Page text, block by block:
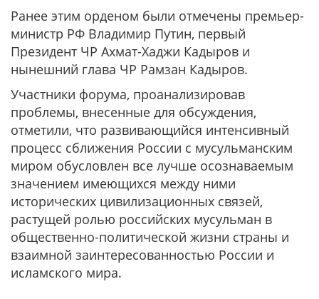
Ранее этим орденом были отмечены премьер-
министр РФ Владимир Путин, первый
Президент ЧР Ахмат-Хаджи Кадыров и
нынешний глава ЧР Рамзан Кадыров.
Участники форума, проанализировав
проблемы, внесенные для обсуждения,
отметили, что развивающийся интенсивный
процесс сближения России с мусульманским
миром обусловлен все лучше осознаваемым
значением имеющихся между ними
исторических цивилизационных связей,
растущей ролью российских мусульман в
общественно-политической жизни страны и
взаимной заинтересованностью России и
исламского мира.